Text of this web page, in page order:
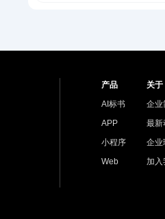
产品
AI标书
APP
小程序
Web
关于
企业
最新
企业
加入